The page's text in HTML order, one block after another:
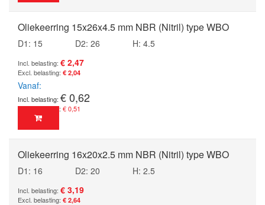
Oliekeerring 15x26x4.5 mm NBR (Nitril) type WBO
D1: 15 D2: 26
H: 4.5
€ 2,47
€ 2,04
Vanaf
€ 0,62
€ 0,51
Oliekeerring 16x20x2.5 mm NBR (Nitril) type WBO
D1: 16 D2: 20
H: 2.5
€ 3,19
€ 2,64